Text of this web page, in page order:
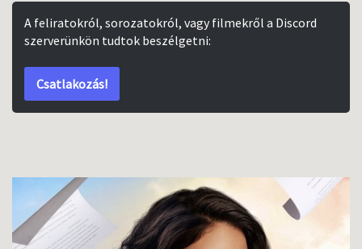
A feliratokról, sorozatokról, vagy filmekről a Discord
szerverünkön tudtok beszélgetni:
Csatlakozás!